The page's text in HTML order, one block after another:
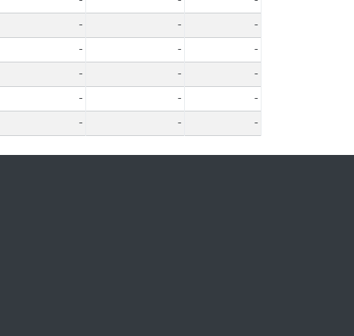
- -
-
- -
-
- -
-
- -
-
- - -